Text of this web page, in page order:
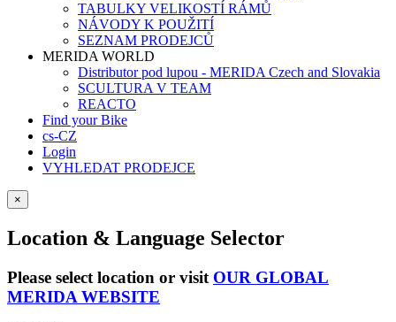
TABULKY VELIKOSTÍ RÁMŮ
NÁVODY K POUŽITÍ
SEZNAM PRODEJCŮ
MERIDA WORLD
Distributor pod lupou - MERIDA Czech and Slovakia
SCULTURA V TEAM
REACTO
Find your Bike
cs-CZ
Login
VYHLEDAT PRODEJCE
×
Location & Language Selector
Please select location or visit OUR GLOBAL
MERIDA WEBSITE